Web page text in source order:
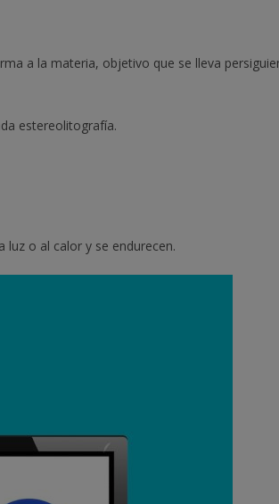
a la materia, objetivo que se lleva
estereolitografía.
o al calor y se endurecen.